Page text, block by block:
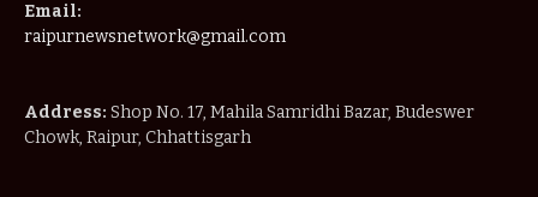
Email:
raipurnewsnetwork@gmail.com
Address: Shop No. 17, Mahila Samridhi Bazar, Budeswer
Chowk, Raipur, Chhattisgarh